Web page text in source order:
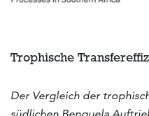
Trophische
Der Vergleich der